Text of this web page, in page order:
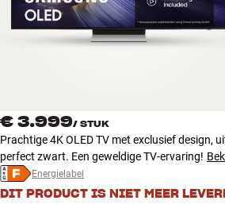
Accessoires
NIEUW
AANBIEDINGEN
€ 3.999/ STUK
Prachtige 4K OLED TV met exclusief design,
perfect zwart. Een geweldige TV-ervaring!
Energielabel
DIT PRODUCT IS NIET MEER